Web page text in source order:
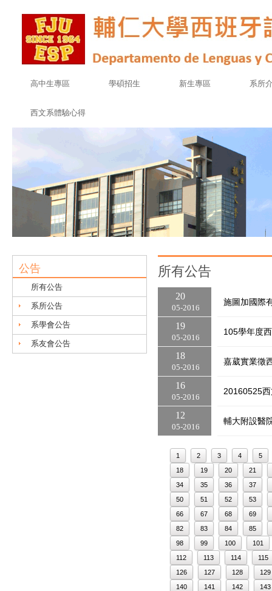
高中生專區 學碩招生 新生專區 系所
西文系體驗心得
公告
所有公告
系所公告
系學會公告
系友會公告
所有公告
05 2016
20
施圖加國際
05 2016
19
105學年度
05 2016
18
嘉葳實業徵
05 2016
16
20160525
05 2016
12
輔大附設醫
1 2 3 4
5
18
19 20
21
34
35 36
37
50
51 52
53
66
67 68
69
82
83 84
85
98
99 100
101
112
113 114
115
126
127 128
129
140
141 142
143